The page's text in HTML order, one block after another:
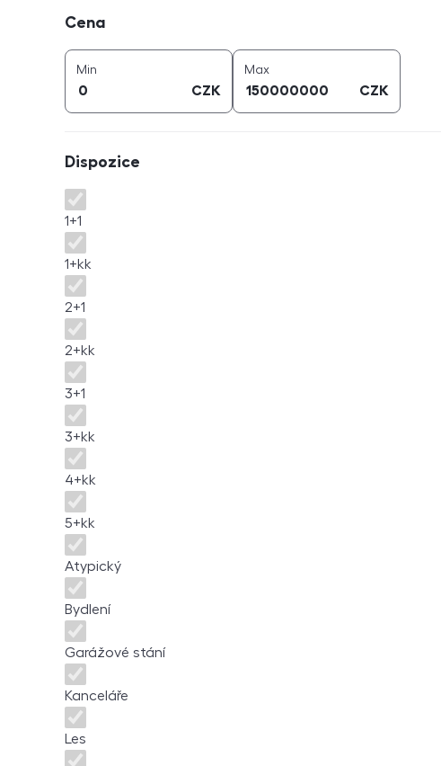
Cena
Min
CZK
Maxcena (
CZK
Dispozice
Dispozice
1+1
1+kk
2+1
2+kk
3+1
3+kk
4+kk
5+kk
Atypický
Bydlení
Garážové stání
Kanceláře
Les